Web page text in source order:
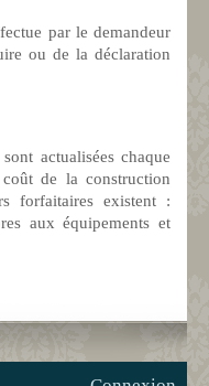
par le demandeur
ou de la déclaration
actualisées chaque
de la construction
forfaitaires existent :
aux équipements et